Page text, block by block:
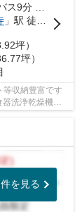
泉福寺」 停歩4分
」駅 徒歩16分
坪）
坪）
等収納豊富です
洗浄乾燥機、
を見る